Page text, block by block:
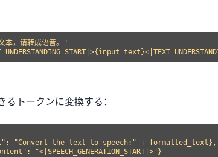
，请转成语音。"
トークンに変換する：
"Convert the text to speech:" + formatted_text},
"<|SPEECH_GENERATION_START|>"}